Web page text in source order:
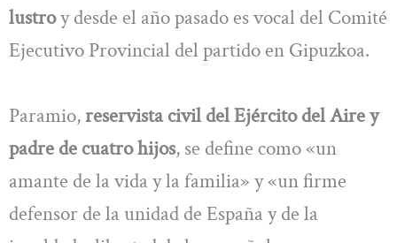
lustroy desde el año pasado es vocal del Comité
Ejecutivo Provincial del partido en Gipuzkoa.
Paramio, reservista civil del Ejército del Aire y
padre de cuatro hijos, se define como «un
amante de la vida y la familia» y «un firme
defensor de la unidad de España y de la